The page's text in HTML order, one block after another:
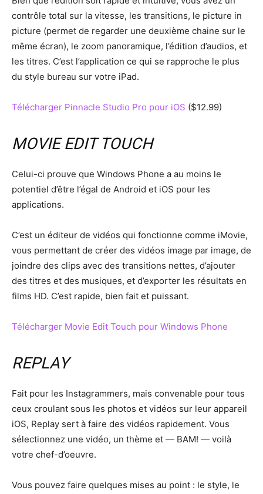
contrôle total sur la vitesse, les transitions, le picture in
picture (permet de regarder une deuxième chaine sur le
même écran), le zoom panoramique, l’édition d’audios, et
les titres. C’est l’application ce qui se rapproche le plus
du style bureau sur votre iPad.
Télécharger Pinnacle Studio Pro pour iOS ($12.99)
MOVIE EDIT TOUCH
Celui-ci prouve que Windows Phone a au moins le
potentiel d’être l’égal de Android et iOS pour les
applications.
C’est un éditeur de vidéos qui fonctionne comme iMovie,
vous permettant de créer des vidéos image par image, de
joindre des clips avec des transitions nettes, d’ajouter
des titres et des musiques, et d’exporter les résultats en
films HD. C’est rapide, bien fait et puissant.
Télécharger Movie Edit Touch pour Windows Phone
REPLAY
Fait pour les Instagrammers, mais convenable pour tous
ceux croulant sous les photos et vidéos sur leur appareil
iOS, Replay sert à faire des vidéos rapidement. Vous
sélectionnez une vidéo, un thème et — BAM! — voilà
votre chef-d’oeuvre.
Vous pouvez faire quelques mises au point : le style, le